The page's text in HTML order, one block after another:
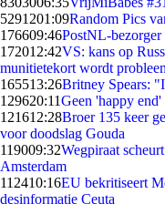
5291201:09Random Pics
176609:46PostNL-bezorger
172012:42VS: kans op
munitietekort wordt
165513:26Britney Spears:
129620:11Geen 'happy
121612:28Broer 135 keer
voor doodslag Gouda
119009:32Wegpiraat
Amsterdam
112410:16EU bekritiseert
desinformatie Ceuta